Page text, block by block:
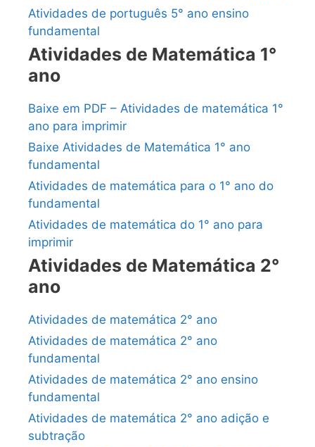
Atividades de português 5° ano ensino
fundamental
Atividades de Matemática 1°
ano
Baixe em PDF – Atividades de matemática 1°
ano para imprimir
Baixe Atividades de Matemática 1° ano
fundamental
Atividades de matemática para o 1° ano do
fundamental
Atividades de matemática do 1° ano para
imprimir
Atividades de Matemática 2°
ano
Atividades de matemática 2° ano
Atividades de matemática 2° ano
fundamental
Atividades de matemática 2° ano ensino
fundamental
Atividades de matemática 2° ano adição e
subtração